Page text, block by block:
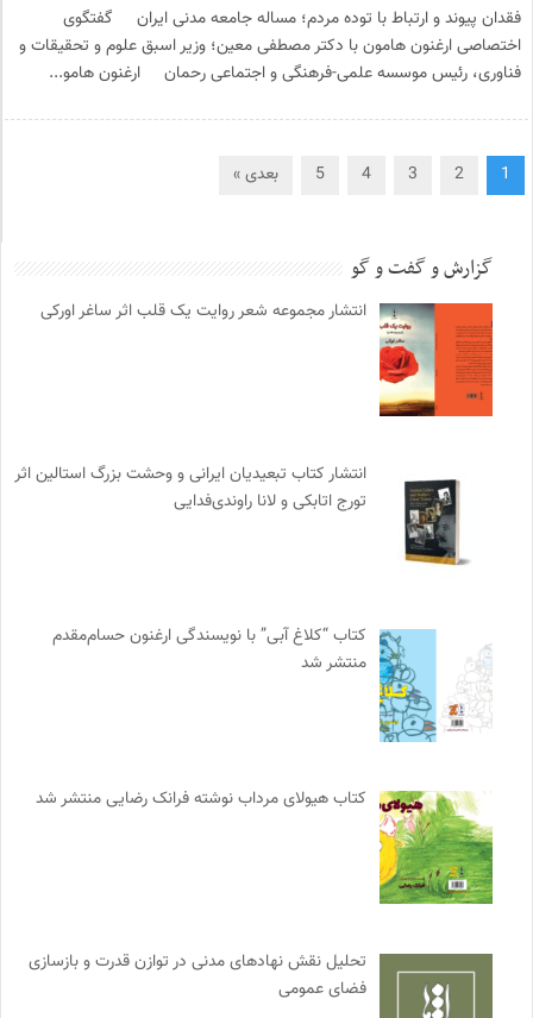
فقدان پیوند و ارتباط با توده مردم؛ مساله جامعه مدنی ایران گفتگوی
اختصاصی ارغنون هامون با دکتر مصطفی معین؛ وزیر اسبق علوم و تحقیقات و
فناوری، رئیس موسسه علمی-فرهنگی و اجتماعی رحمان ارغنون هامو...
1
2
3
4
5 بعدی »
گزارش و گفت و گو
انتشار مجموعه شعر روایت یک قلب اثر ساغر اورکی
انتشار کتاب تبعیدیان ایرانی و وحشت بزرگ استالین اثر
تورج اتابکی و لانا راوندی‌فدایی
کتاب “کلاغ آبی” با نویسندگی ارغنون حسام‌مقدم
منتشر شد
کتاب هیولای مرداب نوشته فرانک رضایی منتشر شد
تحلیل نقش نهادهای مدنی در توازن قدرت و بازسازی
فضای عمومی